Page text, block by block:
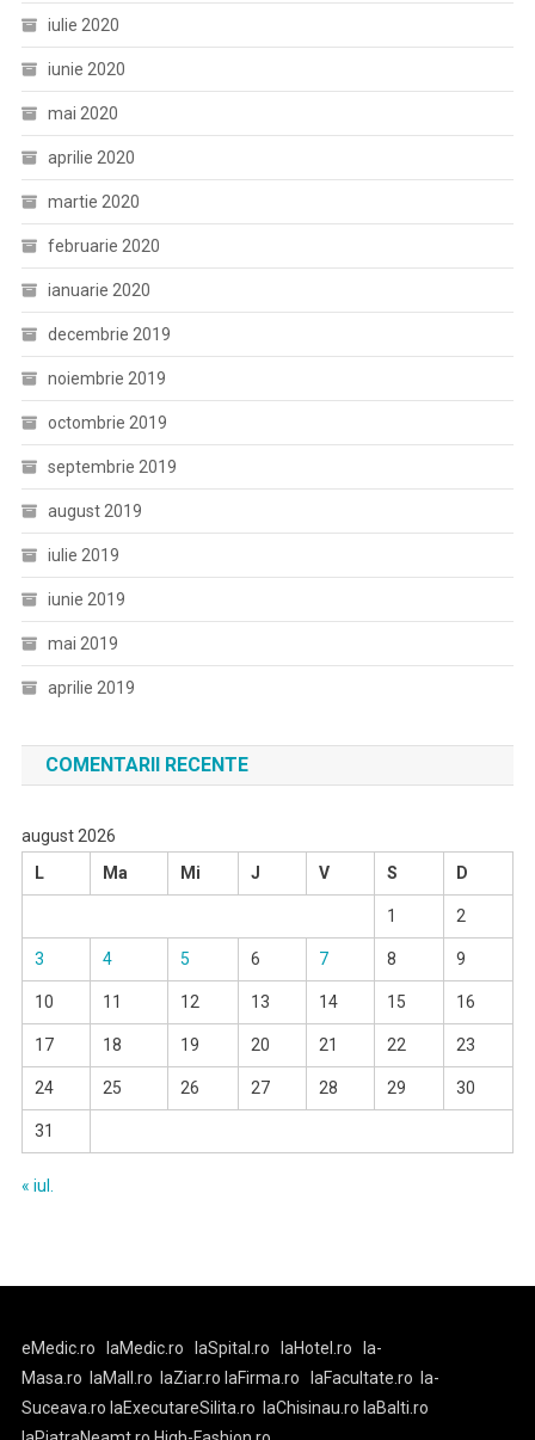
iulie 2020
iunie 2020
mai 2020
aprilie 2020
martie 2020
februarie 2020
ianuarie 2020
decembrie 2019
noiembrie 2019
octombrie 2019
septembrie 2019
august 2019
iulie 2019
iunie 2019
mai 2019
aprilie 2019
COMENTARII RECENTE
august 2026
L
Ma Mi J V S D
1 2
3 4 5 6 7 8 9
10 11 12 13 14 15 16
17 18 19 20 21 22 23
24 25 26 27 28 29 30
31
« iul.
eMedic.ro laMedic.ro laSpital.ro laHotel.ro
la-
Masa.ro laMall.ro laZiar.rolaFirma.ro laFacultate.ro la-
Suceava.ro laExecutareSilita.ro laChisinau.ro laBalti.ro